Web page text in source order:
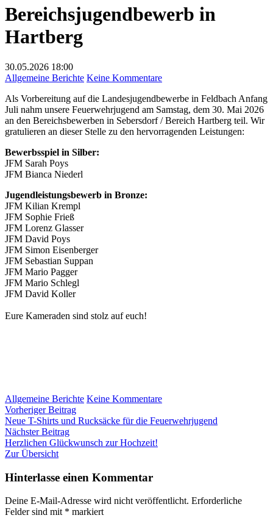
Bereichsjugendbewerb in
Hartberg
30.05.2026 18:00
Allgemeine Berichte Keine Kommentarezu
in
Hartberg
Als Vorbereitung auf die Landesjugendbewerbe in Feldbach Anfang
Juli nahm unsere Feuerwehrjugend am Samstag, dem 30. Mai 2026
an den Bereichsbewerben in Sebersdorf / Bereich Hartberg teil. Wir
gratulieren an dieser Stelle zu den hervorragenden Leistungen:
Bewerbsspiel in Silber:
JFM Sarah Poys
JFM Bianca Niederl
Jugendleistungsbewerb in Bronze:
JFM Kilian Krempl
JFM Sophie Frieß
JFM Lorenz Glasser
JFM David Poys
JFM Simon Eisenberger
JFM Sebastian Suppan
JFM Mario Pagger
JFM Mario Schlegl
JFM David Koller
Eure Kameraden sind stolz auf euch!
Allgemeine Berichte Keine Kommentarezu
in
Beitragsnavigation
Vorheriger BeitragVorheriger
Beitrag:
Neue T-Shirts und Rucksäcke für die Feuerwehrjugend
Nächster BeitragNächster
Beitrag:
Herzlichen Glückwunsch zur Hochzeit!
Zur Übersicht
Hinterlasse einen Kommentar
Deine E-Mail-Adresse wird nicht veröffentlicht. Erforderliche
Felder sind mit * markiert